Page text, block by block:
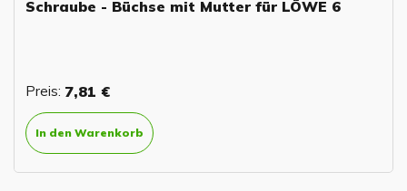
Schraube - Büchse mit Mutter für LÖWE 6
Preis: 7,81 €
In den Warenkorb